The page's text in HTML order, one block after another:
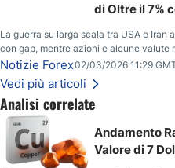
di Oltre il 7%
La guerra su larga scala tra USA e
con gap, mentre azioni e alcune
livelli da monitorare.
Notizie Forex02/03/2026 11:29
Vedi più articoli
Analisi correlate
Andamento
Valore di 7